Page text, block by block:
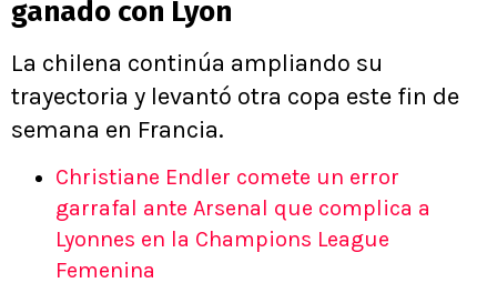
ganado con Lyon
La chilena continúa ampliando su
trayectoria y levantó otra copa este fin de
semana en Francia.
Christiane Endler comete un error
garrafal ante Arsenal que complica a
Lyonnes en la Champions League
Femenina